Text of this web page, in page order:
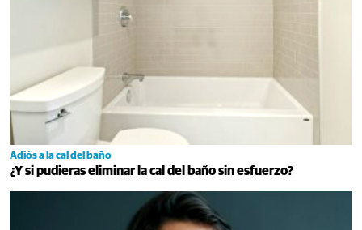
Adiós a la cal del baño
¿Y si pudieras eliminar la cal del baño sin esfuerzo?